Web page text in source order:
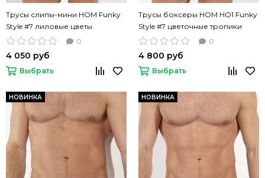
Трусы слипы-мини HOM Funky
Style #7 лиловые цветы
0
4 050 руб
Выбрать
Трусы боксеры HOM HO1 Funky
Style #7 цветочные тропики
0
4 800 руб
Выбрать
НОВИНКА НОВИНКА